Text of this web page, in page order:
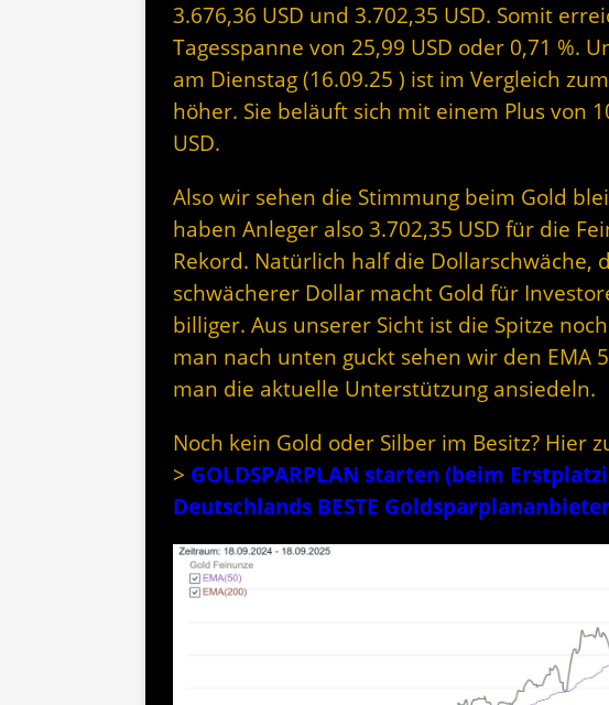
3.676,36 USD und 3.702,35 USD. Somit
Tagesspanne von 25,99 USD oder 0,71 %.
am Dienstag (16.09.25 ) ist im Vergleich
höher. Sie beläuft sich mit einem Plus von
USD.
Also wir sehen die Stimmung beim Gold
haben Anleger also 3.702,35 USD für die
Rekord. Natürlich half die Dollarschwäche,
schwächerer Dollar macht Gold für
billiger. Aus unserer Sicht ist die Spitze
man nach unten guckt sehen wir den EMA
man die aktuelle Unterstützung ansiedeln.
Noch kein Gold oder Silber im Besitz? Hier
> GOLDSPARPLAN starten (beim
Deutschlands BESTE